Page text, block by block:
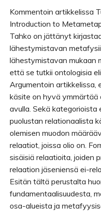
Kommentoin artikkelissa
Introduction to
Tahko on jättänyt
lähestymistavan
lähestymistavan mukaan
että se tutkii ontologisia
Argumentoin artikkelissa,
käsite on hyvä ymmärtää
avulla. Sekä
puolustan relationaalista
olemisen muodon
relaatiot, joissa olio on.
sisäisiä relaatioita, joiden
relaation jäseniensä ei-
Esitän tältä perustalta
fundamentaalisuudesta,
osa-alueista ja